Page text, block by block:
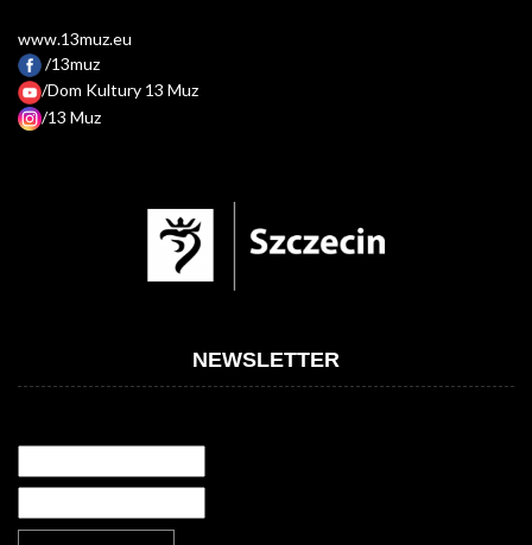
www.13muz.eu
/13muz
/Dom Kultury 13 Muz
/13 Muz
NEWSLETTER